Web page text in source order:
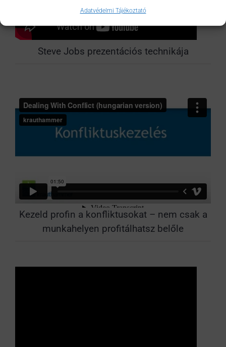
Adatvédelmi Tájékoztató
Steve Jobs prezentációs technikája
Kezeld profin a konfliktusokat – nem csak a
munkahelyen profitálhatsz belőle